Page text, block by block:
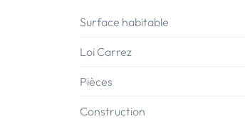
Surface habitable
Loi Carrez
Pièces
Construction